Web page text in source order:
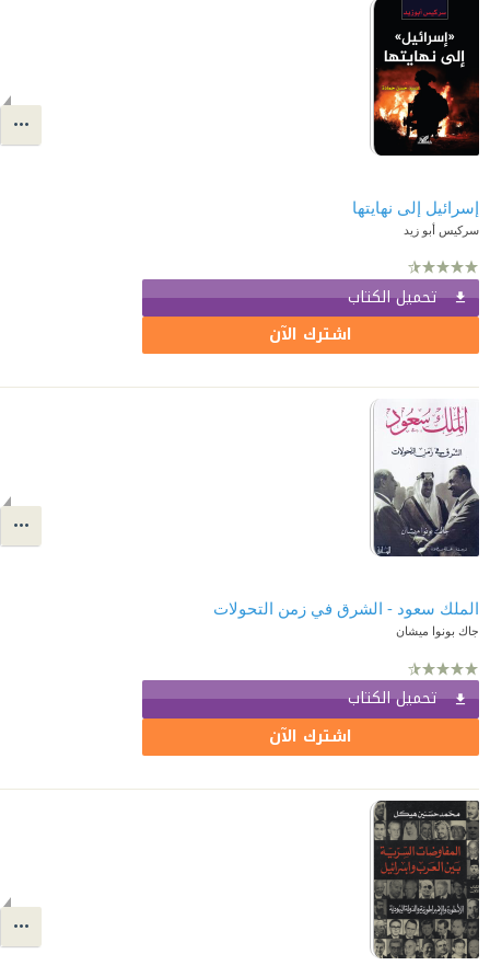
إسرائيل إلى نهايتها
سركيس أبو زيد
تحميل الكتاب
اشترك الآن
الملك سعود - الشرق في زمن التحولات
جاك بونوا ميشان
تحميل الكتاب
اشترك الآن